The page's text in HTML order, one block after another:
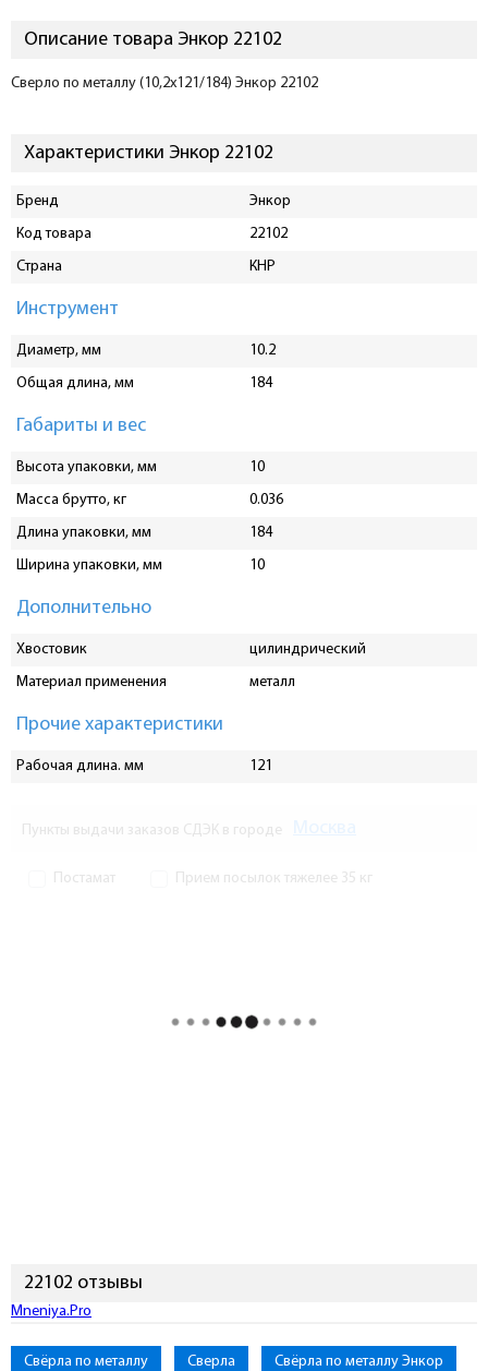
Описание товара Энкор 22102
Сверло по металлу (10,2x121/184) Энкор 22102
Характеристики Энкор 22102
Бренд
Энкор
Код товара
22102
Страна
КНР
Инструмент
Диаметр, мм
10.2
Общая длина, мм
184
Габариты и вес
Высота упаковки, мм
10
Масса брутто, кг
0.036
Длина упаковки, мм
184
Ширина упаковки, мм
10
Дополнительно
Хвостовик
цилиндрический
Материал применения
металл
Прочие характеристики
Рабочая длина. мм 121
Пункты выдачи заказов СДЭК в городе
Постамат Прием посылок тяжелее 35 кг
22102 отзывы
Подключиться к Mneniya.Pro
Свёрла по металлу Сверла Свёрла по металлу Энкор